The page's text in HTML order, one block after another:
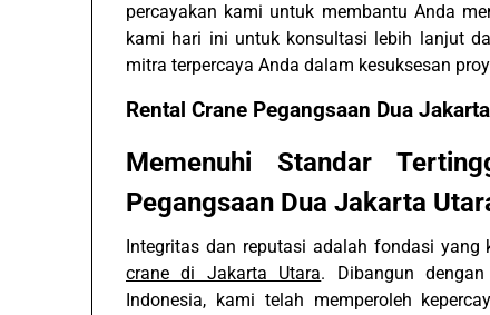
percayakan kami untuk membantu Anda
kami hari ini untuk konsultasi lebih lanjut
mitra terpercaya Anda dalam kesuksesan
Rental Crane Pegangsaan Dua
Memenuhi Standar
Pegangsaan Dua Jakarta
Integritas dan reputasi adalah fondasi
crane di Jakarta Utara. Dibangun
Indonesia, kami telah memperoleh